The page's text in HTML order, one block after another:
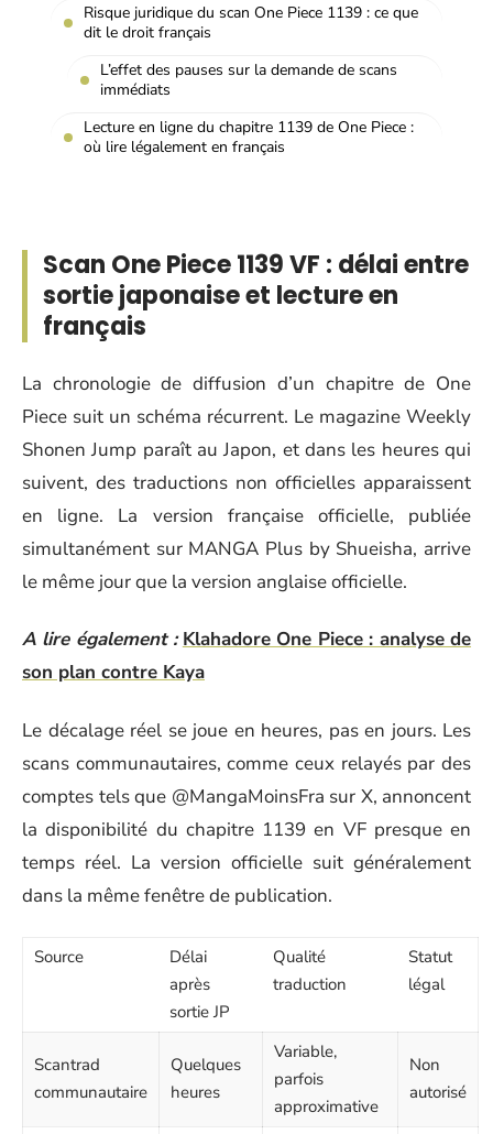
Risque juridique du scan One Piece 1139 : ce que
dit le droit français
L’effet des pauses sur la demande de scans
immédiats
Lecture en ligne du chapitre 1139 de One Piece :
où lire légalement en français
Scan One Piece 1139 VF : délai entre
sortie japonaise et lecture en
français
La chronologie de diffusion d’un chapitre de One
Piece suit un schéma récurrent. Le magazine Weekly
Shonen Jump paraît au Japon, et dans les heures qui
suivent, des traductions non officielles apparaissent
en ligne. La version française officielle, publiée
simultanément sur MANGA Plus by Shueisha, arrive
le même jour que la version anglaise officielle.
A lire également : Klahadore One Piece : analyse de
son plan contre Kaya
Le décalage réel se joue en heures, pas en jours. Les
scans communautaires, comme ceux relayés par des
comptes tels que @MangaMoinsFra sur X, annoncent
la disponibilité du chapitre 1139 en VF presque en
temps réel. La version officielle suit généralement
dans la même fenêtre de publication.
Source
Délai
après
sortie JP
Qualité
traduction
Statut
légal
Scantrad
communautaire
Quelques
heures
Variable,
parfois
approximative
Non
autorisé